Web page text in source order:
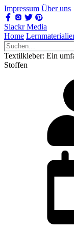
Impressum Über uns
Slackr Media
Home
Textilkleber: Ein
Stoffen